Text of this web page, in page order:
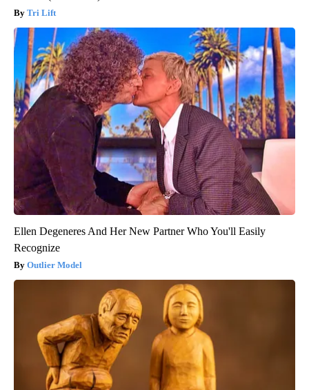
Tri Lift
Ellen Degeneres And Her New Partner Who You'll Easily
Recognize
Outlier Model